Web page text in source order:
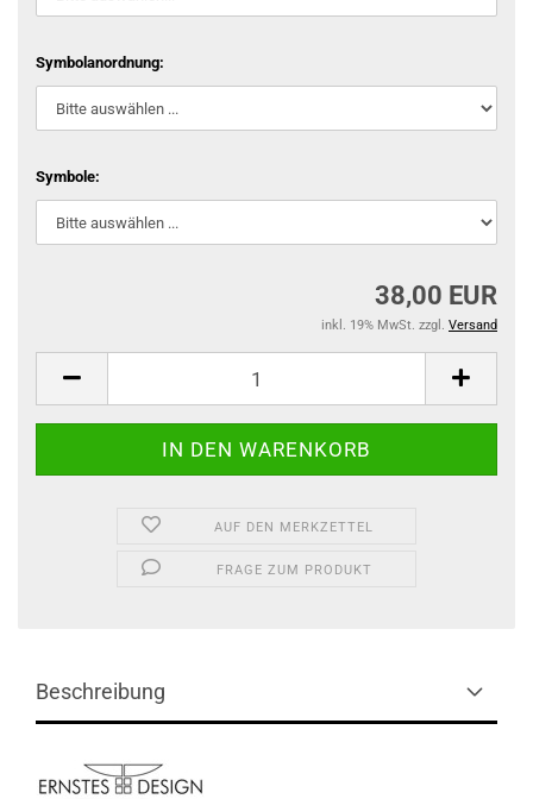
Symbolanordnung:
Symbole:
38,00 EUR
inkl. 19% MwSt. zzgl. Versand
AUF DEN MERKZETTEL
FRAGE ZUM PRODUKT
Beschreibung